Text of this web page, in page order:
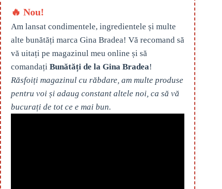
🔥 Nou!
Am lansat condimentele, ingredientele și multe
alte bunătăți marca Gina Bradea! Vă recomand să
vă uitați pe magazinul meu online și să
comandați Bunătăți de la Gina Bradea!
Răsfoiți magazinul cu răbdare, am multe produse
pentru voi și adaug constant altele noi, ca să vă
bucurați de tot ce e mai bun.